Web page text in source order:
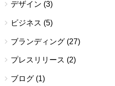
デザイン (3)
ビジネス (5)
ブランディング (27)
プレスリリース (2)
ブログ (1)